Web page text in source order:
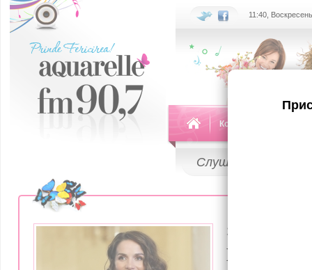
11:40,
Команда
Слушай
26 Октября